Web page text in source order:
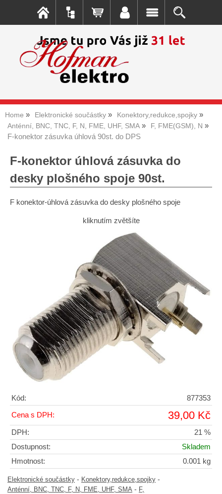
Home Elektronické součástky
Konektory,redukce,spojky
Anténní, BNC, TNC, F, N, FME, UHF, SMA
F, FME(GSM), N
F-konektor zásuvka úhlová 90st. do DPS
F-konektor úhlová zásuvka do
desky plošného spoje 90st.
F konektor-úhlová zásuvka do desky plošného spoje
kliknutím zvětšíte
Kód: 877353
Cena s DPH: 39,00 Kč
DPH:
21 %
Dostupnost:
Skladem
Hmotnost:
0.001 kg
Elektronické součástky - Konektory,redukce,spojky -
Anténní, BNC, TNC, F, N, FME, UHF, SMA - F,